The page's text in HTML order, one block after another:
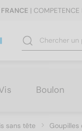
| COMPETENCE
Boulon
sans tête Goupilles